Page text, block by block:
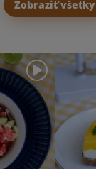
Zobraziť všetky